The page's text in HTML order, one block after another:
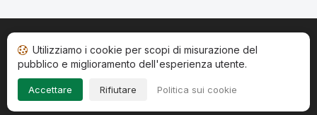
Home Stato recensioni Categorie CGU
Impressum
Copyright © 2026
riservati.
Utilizziamo i cookie per scopi di misurazione del
pubblico e miglioramento dell'esperienza utente.
Accettare Rifiutare Politica sui cookie